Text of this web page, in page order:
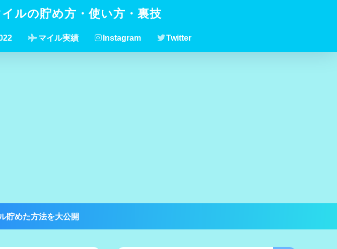
ルの貯め方・使い方・裏技
マイル実績 Instagram Twitter
貯めた方法を大公開